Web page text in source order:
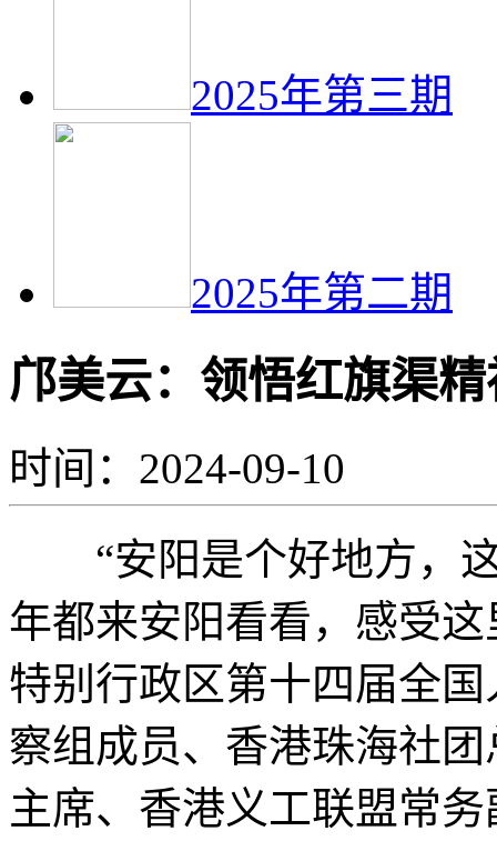
2025年第三期
2025年第二期
邝美云：领悟红旗渠
时间：2024-09-10
“安阳是个好地方，这
年都来安阳看看，感受
特别行政区第十四届全
察组成员、香港珠海社
主席、香港义工联盟常